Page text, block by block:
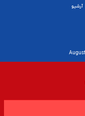
آرشیو